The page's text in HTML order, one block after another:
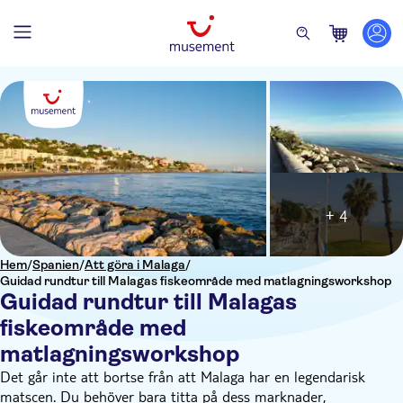
Hem/Spanien/Att göra i Malaga/
Guidad rundtur till Malagas fiskeområde med matlagningsworkshop
Guidad rundtur till Malagas
fiskeområde med
matlagningsworkshop
+ 4
Det går inte att bortse från att Malaga har en legendarisk
matscen. Du behöver bara titta på dess marknader,